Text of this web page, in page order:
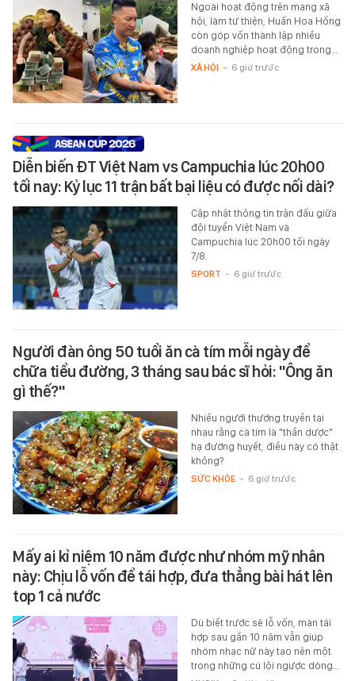
Ngoài hoạt động trên mạng xã
hội, làm từ thiện, Huấn Hoa Hồng
còn góp vốn thành lập nhiều
doanh nghiệp hoạt động trong…
XÃ HỘI - 6 giờ trước
Diễn biến ĐT Việt Nam vs Campuchia lúc 20h00
tối nay: Kỷ lục 11 trận bất bại liệu có được nối dài?
Cập nhật thông tin trận đấu giữa
đội tuyển Việt Nam và
Campuchia lúc 20h00 tối ngày
7/8.
SPORT - 6 giờ trước
Người đàn ông 50 tuổi ăn cà tím mỗi ngày để
chữa tiểu đường, 3 tháng sau bác sĩ hỏi: "Ông ăn
gì thế?"
Nhiều người thường truyền tai
nhau rằng cà tím là "thần dược"
hạ đường huyết, điều này có thật
không?
SỨC KHỎE - 6 giờ trước
Mấy ai kỉ niệm 10 năm được như nhóm mỹ nhân
này: Chịu lỗ vốn để tái hợp, đưa thẳng bài hát lên
top 1 cả nước
Dù biết trước sẽ lỗ vốn, màn tái
hợp sau gần 10 năm vẫn giúp
nhóm nhạc nữ này tạo nên một
trong những cú lội ngược dòng…